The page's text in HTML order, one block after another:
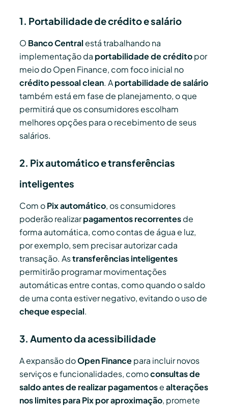
1. Portabilidade de crédito e salário
O Banco Centralestá trabalhando na
implementação da portabilidade de créditopor
meio do Open Finance, com foco inicial no
crédito pessoal clean. Aportabilidade de salário
também está em fase de planejamento, o que
permitirá que os consumidores escolham
melhores opções para o recebimento de seus
salários.
2. Pix automático e transferências
inteligentes
Com oPix automático, os consumidores
poderão realizarpagamentos recorrentesde
forma automática, como contas de água e luz,
por exemplo, sem precisar autorizar cada
transação. Astransferências inteligentes
permitirão programar movimentações
automáticas entre contas, como quando o saldo
de uma conta estiver negativo, evitando o uso de
cheque especial.
3. Aumento da acessibilidade
A expansão doOpen Financepara incluir novos
serviços e funcionalidades, comoconsultas de
saldo antes de realizar pagamentosealterações
nos limites para Pix por aproximação, promete